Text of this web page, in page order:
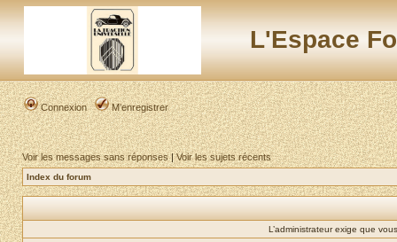
L'Espace
Connexion M’enregistrer
Voir les messages sans réponses|Voir les sujets récents
Index du forum
L’administrateur exige que